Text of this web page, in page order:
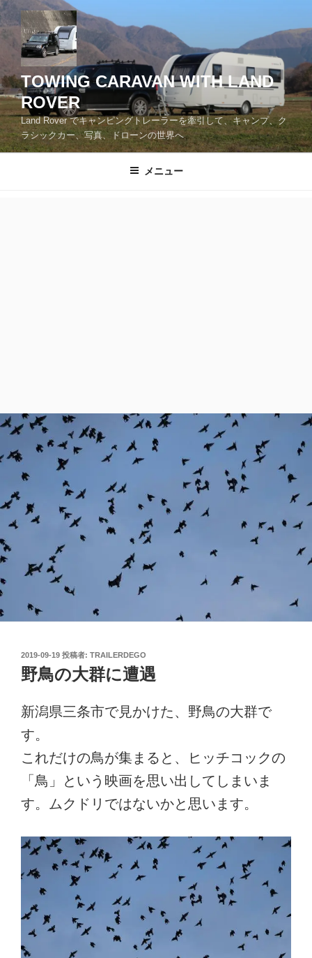
コ
ン
テ
ツ
へ
ス
キ
ッ
TOWING CARAVAN WITH LAND
ROVER
Land Rover でキャンピングトレーラーを牽引して、キャンプ、ク
ラシックカー、写真、ドローンの世界へ
メニュー
投
稿
日:
2019-09-19 投稿者: TRAILERDEGO
野鳥の大群に遭遇
新潟県三条市で見かけた、野鳥の大群で
す。
これだけの鳥が集まると、ヒッチコックの
「鳥」という映画を思い出してしまいま
す。ムクドリではないかと思います。